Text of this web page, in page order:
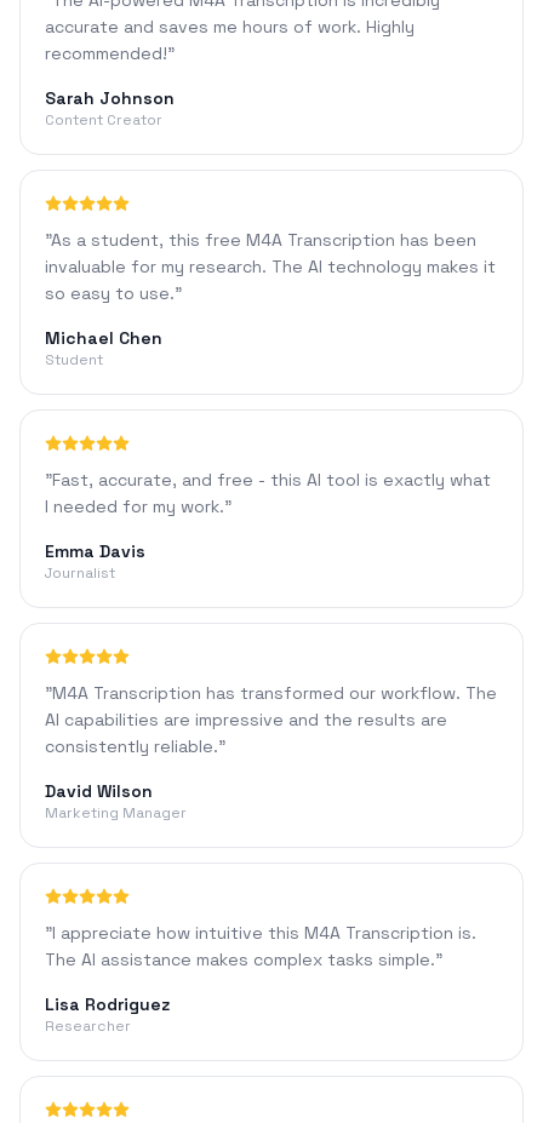
accurate and saves me hours of work. Highly
recommended!"
Sarah Johnson
Content Creator
"As a student, this free M4A Transcription has been
invaluable for my research. The AI technology makes it
so easy to use."
Michael Chen
Student
"Fast, accurate, and free - this AI tool is exactly what
I needed for my work."
Emma Davis
Journalist
"M4A Transcription has transformed our workflow. The
AI capabilities are impressive and the results are
consistently reliable."
David Wilson
Marketing Manager
"I appreciate how intuitive this M4A Transcription is.
The AI assistance makes complex tasks simple."
Lisa Rodriguez
Researcher